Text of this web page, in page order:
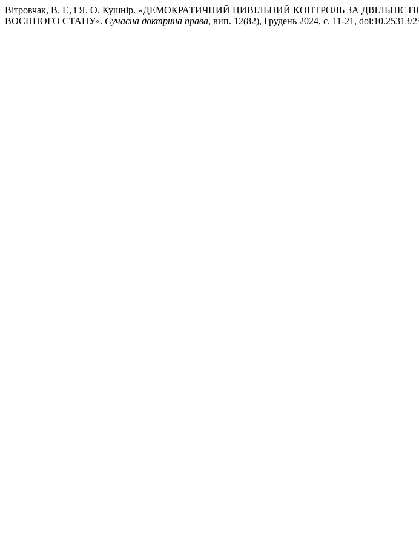
Вітровчак, В. Г., і Я. О. Кушнір. «ДЕМОКРАТИЧНИЙ ЦИВІЛЬНИЙ КОНТРОЛЬ ЗА
ВОЄННОГО СТАНУ». Сучасна доктрина права, вип. 12(82), Грудень 2024, с. 11-21, doi:10.25313/